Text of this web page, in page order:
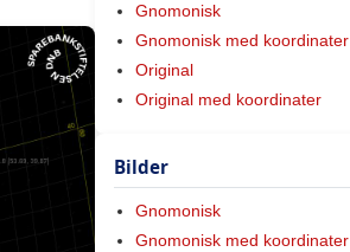
Gnomonisk
Gnomonisk med koordinater
Original
Original med koordinater
Bilder
Gnomonisk
Gnomonisk med koordinater